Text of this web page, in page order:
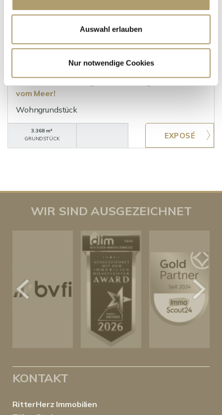
Auswahl erlauben
Nur notwendige Cookies
Projektiertes, idyllisches Grundstück für
vom Meer!
Wohngrundstück
3.368 m²
GRUNDSTÜCK
WIR SIND AUSGEZEICHNET
KONTAKT
RitterHerz Immobilien